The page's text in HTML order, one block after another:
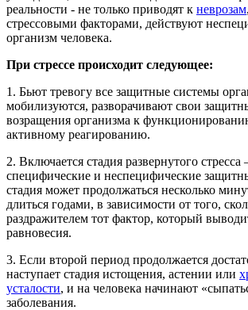
реальности - не только приводят к неврозам
стрессовыми факторами, действуют
организм человека.
При стрессе происходит следующее:
1. Бьют тревогу все защитные системы
мобилизуются, разворачивают свои
возращения организма к
активному реагированию.
2. Включается стадия развернутого стресса
специфические и неспецифические
стадия может продолжаться несколько
длиться годами, в зависимости от того,
раздражителем тот фактор, который
равновесия.
3. Если второй период продолжается
наступает стадия истощения, астении или
усталости, и на человека начинают
заболевания.